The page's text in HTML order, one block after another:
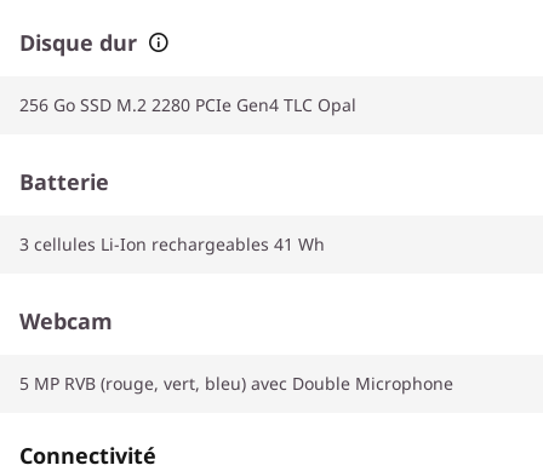
Disque dur
256 Go SSD M.2 2280 PCIe Gen4 TLC Opal
Batterie
3 cellules Li-Ion rechargeables 41 Wh
Webcam
5 MP RVB (rouge, vert, bleu) avec Double Microphone
Connectivité